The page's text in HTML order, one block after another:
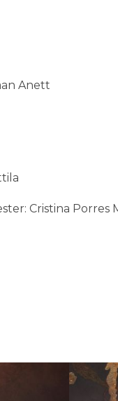
Anett
Cristina Porres